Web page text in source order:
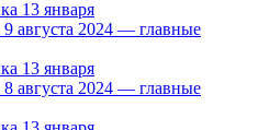
августа 2024 — главные
августа 2024 — главные